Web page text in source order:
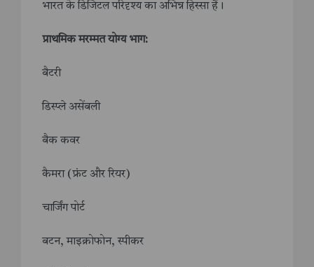
भारत के डिजिटल परिदृश्य का अभिन्न हिस्सा हैं।
प्राथमिक मरम्मत योग्य भाग:
बैटरी
डिस्प्ले असेंबली
बैक कवर
कैमरा (फ्रंट और रियर)
चार्जिंग पोर्ट
बटन, माइक्रोफोन, स्पीकर